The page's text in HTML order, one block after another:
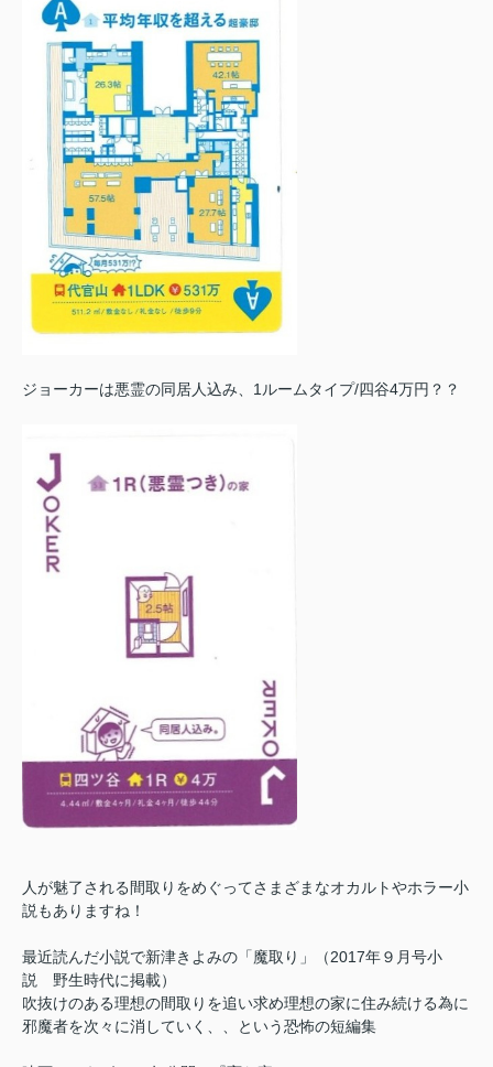
ジョーカーは悪霊の同居人込み、1ルームタイプ/四谷4万円？？
人が魅了される間取りをめぐってさまざまなオカルトやホラー小
説もありますね！
最近読んだ小説で新津きよみの「魔取り 」（2017年９月号小
説 野生時代に掲載）
吹抜けのある理想の間取りを追い求め理想の家に住み続ける為に
邪魔者を次々に消していく、、という恐怖の短編集